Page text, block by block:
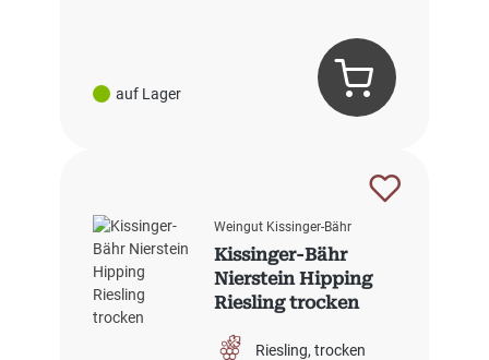
auf Lager
Weingut Kissinger-Bähr
Kissinger-Bähr
Nierstein Hipping
Riesling trocken
Riesling trocken